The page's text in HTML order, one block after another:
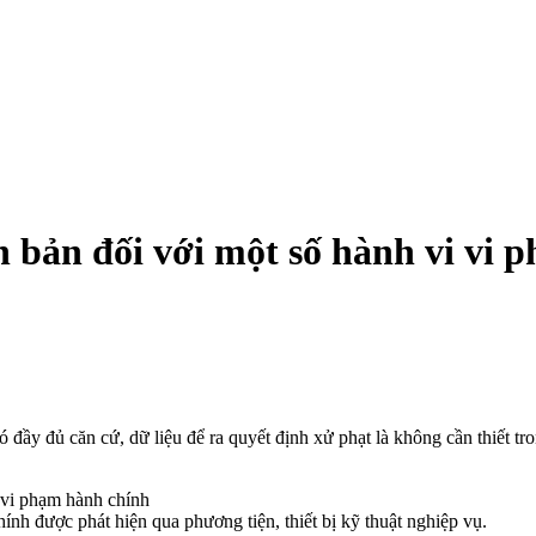
đối với một số hành vi vi
đủ căn cứ, dữ liệu để ra quyết định xử phạt là không cần thiết
được phát hiện qua phương tiện, thiết bị kỹ thuật nghiệp vụ.